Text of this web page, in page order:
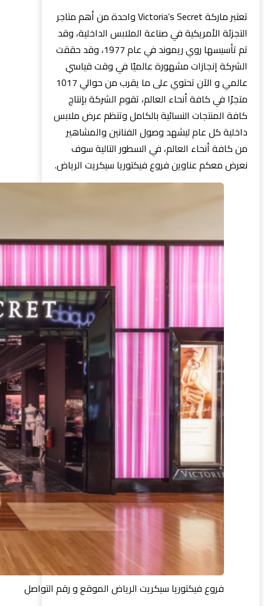
تعتبر ماركة Victoria’s Secret واحدة من أهم متاجر
التجزئة الأمريكية في صناعة الملابس الداخلية، وقد
تم تأسيسها روي ريموند في عام 1977، وقد حققت
الشركة إنجازات مشهورة عالميًا في وقت قياسي
عالمي و الآن تحتوي على ما يقرب من حوالي 1017
متجرًا في كافة أنحاء العالم، تقوم الشركة بإنتاج
كافة المنتجات النسائية بالكامل وتنظم عرض ملابس
داخلية كل عام ليشهد وصول الفنانين والمشاهير
من كافة أنحاء العالم، في السطور التالية سوف
نعرض معكم عناوين فروع فيكتوريا سيكريت الرياض.
فروع فيكتوريا سيكريت الرياض الموقع و رقم التواصل